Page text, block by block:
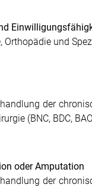
und
der
(BNC, BDC,
oder Amputation
der